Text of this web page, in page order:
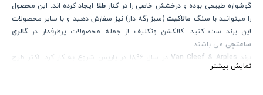
گوشواره طبیعی بوده و درخشش خاصی را در کنارطلا ایجاد کرده اند. این محصول
را میتوانید با سنگ مالاکیت(سبز رگه دار) نیز سفارش دهید و با سایر محصولات
این برند ست کنید. کالکشن ونکلیف از جمله محصولات پرطرفدار درگالری
ساعتچی می باشند.
برند Van Cleef & Arples
در سال 1896 در پاریس شروع به کار کرد. اکثر طرح
های این برند شامل گل ها، حیوانات و پریان می باشد که توسط افراد مطرح
نمایش بیشتر